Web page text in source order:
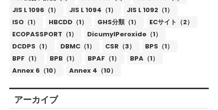
JIS L 1096（1）
JIS L 1094（1）
JIS L 1092（1）
ISO（1）
HBCDD（1） GHS分類（1）
ECサイト（2）
ECOPASSPORT（1）
DicumylPeroxide（1）
DCDPS（1）
DBMC（1） CSR（3）
BPS（1）
BPF（1）
BPB（1） BPAF（1）
BPA（1）
Annex 6（10）
Annex 4（10）
アーカイブ